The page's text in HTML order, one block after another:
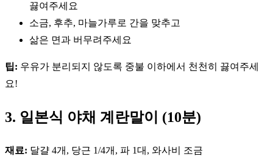
끓여주세요
소금, 후추, 마늘가루로 간을 맞추고
삶은 면과 버무려주세요
팁: 우유가 분리되지 않도록 중불 이하에서 천천히 끓여주세
요!
3. 일본식 야채 계란말이 (10분)
재료: 달걀 4개, 당근 1/4개, 파 1대, 와사비 조금